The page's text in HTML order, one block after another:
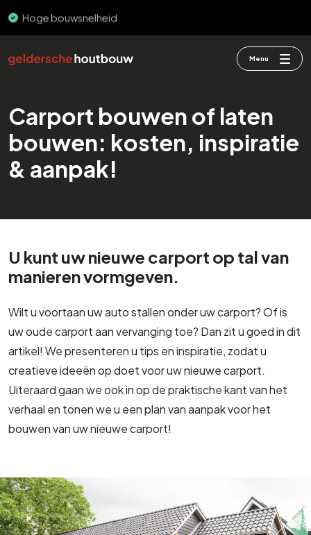
PEFC & FSC
Menu
Carport bouwen of laten
bouwen: kosten, inspiratie
& aanpak!
U kunt uw nieuwe carport op tal van
manieren vormgeven.
Wilt u voortaan uw auto stallen onder uw carport? Of is
uw oude carport aan vervanging toe? Dan zit u goed in dit
artikel! We presenteren u tips en inspiratie, zodat u
creatieve ideeën op doet voor uw nieuwe carport.
Uiteraard gaan we ook in op de praktische kant van het
verhaal en tonen we u een plan van aanpak voor het
bouwen van uw nieuwe carport!